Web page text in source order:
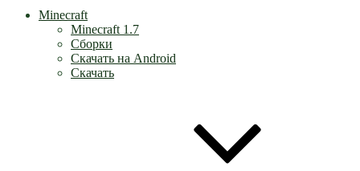
Minecraft
Minecraft 1.7
Сборки
Скачать на Android
Скачать